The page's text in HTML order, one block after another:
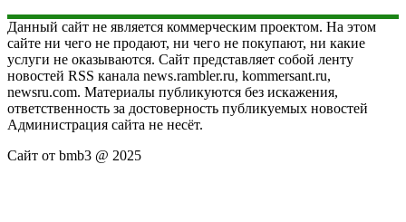
Данный сайт не является коммерческим проектом. На этом
сайте ни чего не продают, ни чего не покупают, ни какие
услуги не оказываются. Сайт представляет собой ленту
новостей RSS канала news.rambler.ru, kommersant.ru,
newsru.com. Материалы публикуются без искажения,
ответственность за достоверность публикуемых новостей
Администрация сайта не несёт.
Сайт от bmb3 @ 2025